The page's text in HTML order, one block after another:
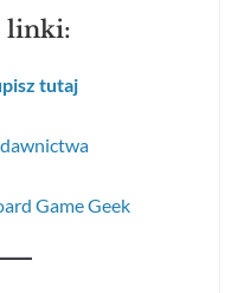
linki:
tutaj
Game Geek